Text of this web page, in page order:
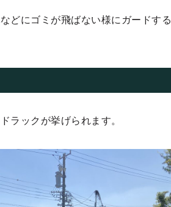
どにゴミが飛ばない様にガードする
ラックが挙げられます。